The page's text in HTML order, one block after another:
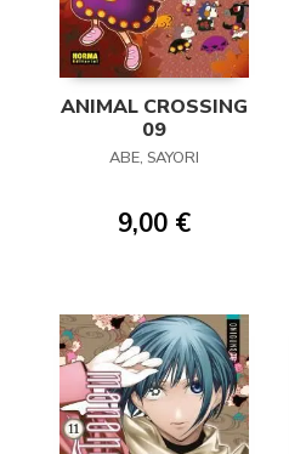
ANIMAL CROSSING
09
ABE, SAYORI
9,00 €